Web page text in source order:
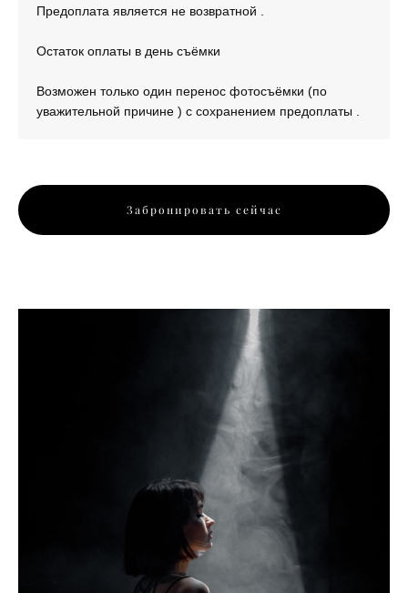
Предоплата является не возвратной .
Остаток оплаты в день съёмки
Возможен только один перенос фотосъёмки (по
уважительной причине ) с сохранением предоплаты .
Забронировать сейчас